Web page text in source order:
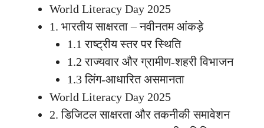
World Literacy Day 2025
1. भारतीय साक्षरता – नवीनतम आंकड़े
1.1 राष्ट्रीय स्तर पर स्थिति
1.2 राज्यवार और ग्रामीण-शहरी विभाजन
1.3 लिंग-आधारित असमानता
World Literacy Day 2025
2. डिजिटल साक्षरता और तकनीकी समावेशन